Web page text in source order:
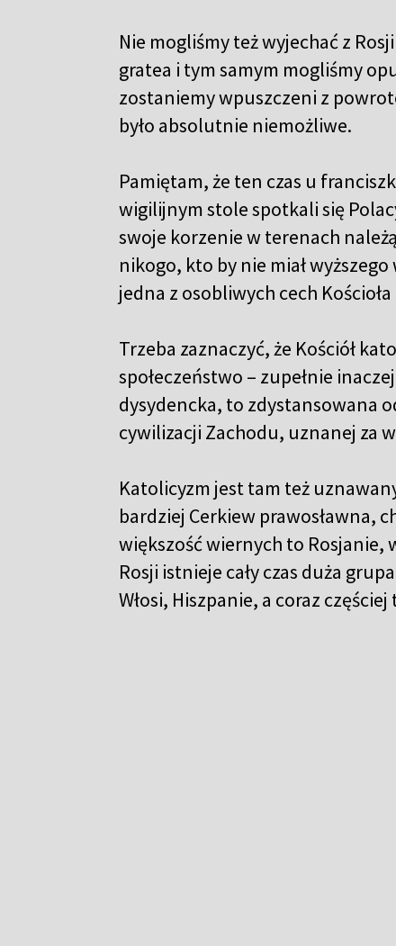
Nie mogliśmy też wyjechać z
gratea i tym samym mogliśmy
zostaniemy wpuszczeni z
było absolutnie niemożliwe.
Pamiętam, że ten czas u
wigilijnym stole spotkali się
swoje korzenie w terenach
nikogo, kto by nie miał
jedna z osobliwych cech
Trzeba zaznaczyć, że Kościół
społeczeństwo – zupełnie
dysydencka, to zdystansowana
cywilizacji Zachodu, uznanej za
Katolicyzm jest tam też
bardziej Cerkiew prawosławna,
większość wiernych to Rosjanie,
Rosji istnieje cały czas duża
Włosi, Hiszpanie, a coraz